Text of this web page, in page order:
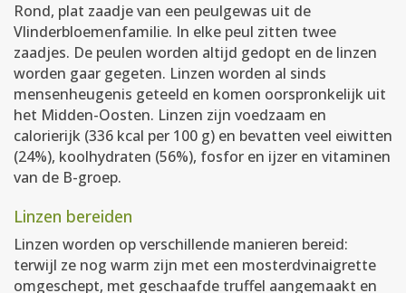
Rond, plat zaadje van een peulgewas uit de
Vlinderbloemenfamilie. In elke peul zitten twee
zaadjes. De peulen worden altijd gedopt en de linzen
worden gaar gegeten. Linzen worden al sinds
mensenheugenis geteeld en komen oorspronkelijk uit
het Midden-Oosten. Linzen zijn voedzaam en
calorierijk (336 kcal per 100 g) en bevatten veel eiwitten
(24%), koolhydraten (56%), fosfor en ijzer en vitaminen
van de B-groep.
Linzen bereiden
Linzen worden op verschillende manieren bereid:
terwijl ze nog warm zijn met een mosterdvinaigrette
omgeschept, met geschaafde truffel aangemaakt en